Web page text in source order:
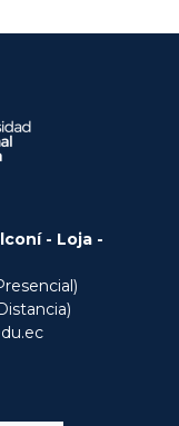
- Loja -